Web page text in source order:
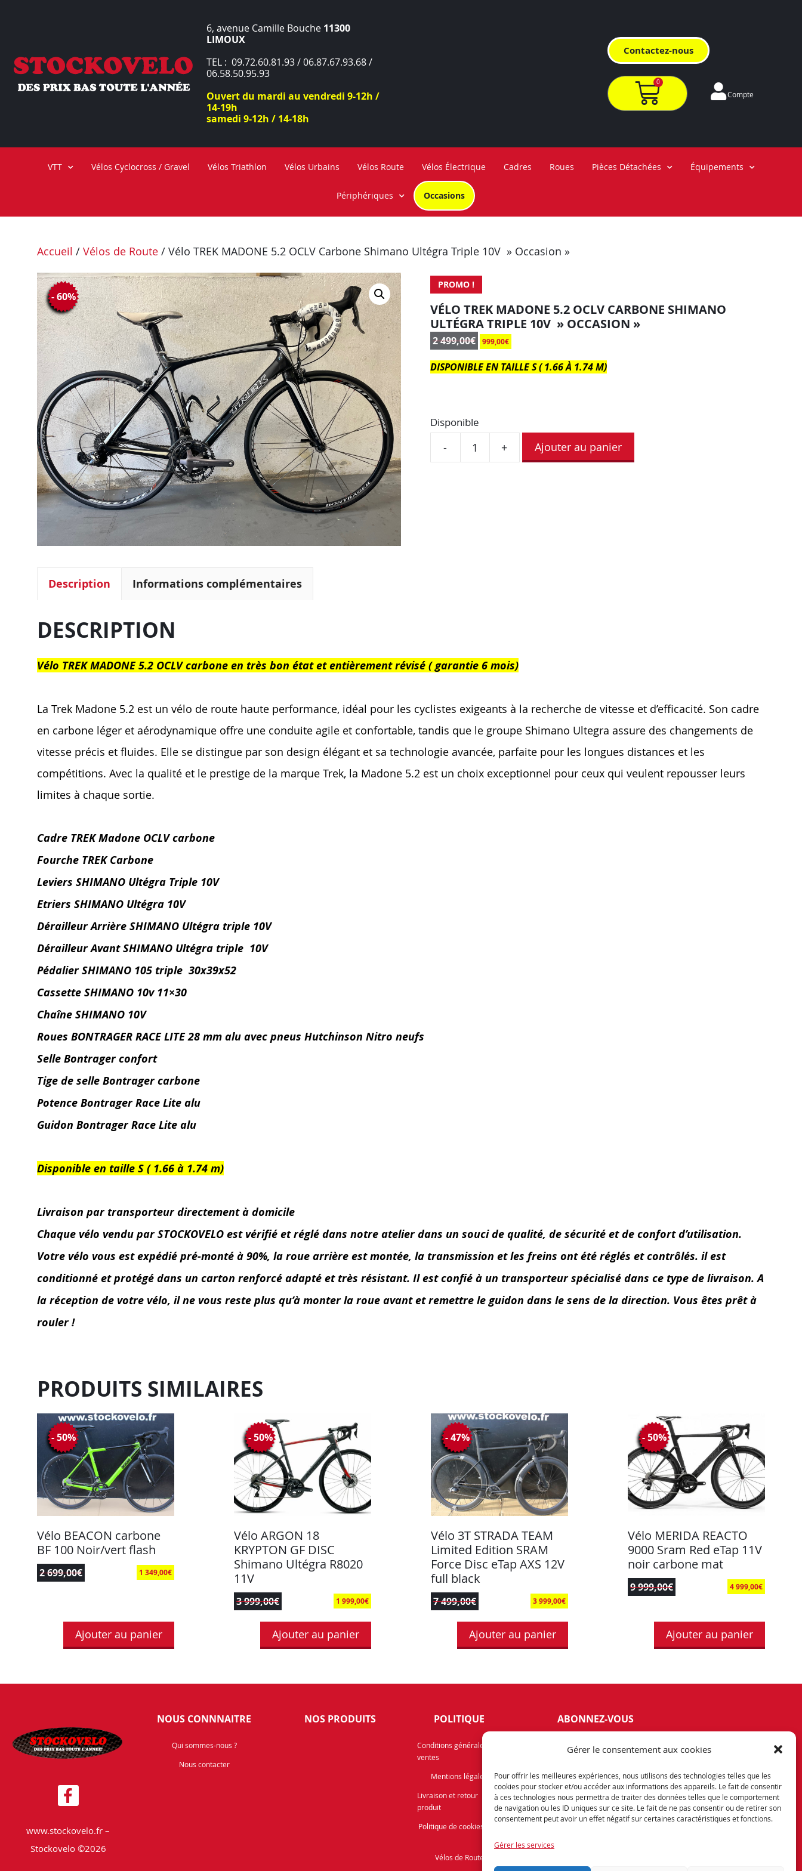
Gérer le consentement aux cookies
Pour offrir les meilleures expériences, nous utilisons des technologies telles que les
cookies pour stocker et/ou accéder aux informations des appareils. Le fait de consentir
à ces technologies nous permettra de traiter des données telles que le comportement
de navigation ou les ID uniques sur ce site. Le fait de ne pas consentir ou de retirer son
consentement peut avoir un effet négatif sur certaines caractéristiques et fonctions.
Gérer les services
6, avenue Camille Bouche 11300
LIMOUX
TEL : 09.72.60.81.93 / 06.87.67.93.68 /
06.58.50.95.93
Ouvert du mardi au vendredi 9-12h /
14-19h
samedi 9-12h / 14-18h
Contactez-nous
0
Compte
VTT Vélos Cyclocross / Gravel Vélos Triathlon Vélos Urbains Vélos Route Vélos Électrique Cadres Roues Pièces Détachées Équipements
Périphériques Occasions
Accueil / Vélos de Route / Vélo TREK MADONE 5.2 OCLV Carbone Shimano Ultégra Triple 10V » Occasion »
PROMO !
VÉLO TREK MADONE 5.2 OCLV CARBONE SHIMANO
ULTÉGRA TRIPLE 10V » OCCASION »
2 499,00€ 999,00€
- 60%
DISPONIBLE EN TAILLE S ( 1.66 À 1.74 M)
Disponible
- + Ajouter au panier
Description Informations complémentaires
DESCRIPTION
Vélo TREK MADONE 5.2 OCLV carbone en très bon état et entièrement révisé ( garantie 6 mois)
La Trek Madone 5.2 est un vélo de route haute performance, idéal pour les cyclistes exigeants à la recherche de vitesse et d’efficacité. Son cadre
en carbone léger et aérodynamique offre une conduite agile et confortable, tandis que le groupe Shimano Ultegra assure des changements de
vitesse précis et fluides. Elle se distingue par son design élégant et sa technologie avancée, parfaite pour les longues distances et les
compétitions. Avec la qualité et le prestige de la marque Trek, la Madone 5.2 est un choix exceptionnel pour ceux qui veulent repousser leurs
limites à chaque sortie.
Cadre TREK Madone OCLV carbone
Fourche TREK Carbone
Leviers SHIMANO Ultégra Triple 10V
Etriers SHIMANO Ultégra 10V
Dérailleur Arrière SHIMANO Ultégra triple 10V
Dérailleur Avant SHIMANO Ultégra triple 10V
Pédalier SHIMANO 105 triple 30x39x52
Cassette SHIMANO 10v 11×30
Chaîne SHIMANO 10V
Roues BONTRAGER RACE LITE 28 mm alu avec pneus Hutchinson Nitro neufs
Selle Bontrager confort
Tige de selle Bontrager carbone
Potence Bontrager Race Lite alu
Guidon Bontrager Race Lite alu
Disponible en taille S ( 1.66 à 1.74 m)
Livraison par transporteur directement à domicile
Chaque vélo vendu par STOCKOVELO est vérifié et réglé dans notre atelier dans un souci de qualité, de sécurité et de confort d’utilisation.
Votre vélo vous est expédié pré-monté à 90%, la roue arrière est montée, la transmission et les freins ont été réglés et contrôlés. il est
conditionné et protégé dans un carton renforcé adapté et très résistant. Il est confié à un transporteur spécialisé dans ce type de livraison. A
la réception de votre vélo, il ne vous reste plus qu’à monter la roue avant et remettre le guidon dans le sens de la direction. Vous êtes prêt à
rouler !
PRODUITS SIMILAIRES
Vélo BEACON carbone
BF 100 Noir/vert flash
2 699,00€ 1 349,00€
- 50%
Ajouter au panier
Vélo ARGON 18
KRYPTON GF DISC
Shimano Ultégra R8020
11V
3 999,00€ 1 999,00€
- 50%
Ajouter au panier
Vélo 3T STRADA TEAM
Limited Edition SRAM
Force Disc eTap AXS 12V
full black
7 499,00€ 3 999,00€
- 47%
Ajouter au panier
Vélo MERIDA REACTO
9000 Sram Red eTap 11V
noir carbone mat
9 999,00€ 4 999,00€
- 50%
Ajouter au panier
www.stockovelo.fr –
Stockovelo ©2026
NOUS CONNNAITRE
Qui sommes-nous ?
Nous contacter
NOS PRODUITS POLITIQUE
Conditions générales de
ventes
Mentions légales
Livraison et retour
produit
Politique de cookies (UE)
Vélos de Route
ABONNEZ-VOUS
promotions exceptionnelles.
Encore une réalisation